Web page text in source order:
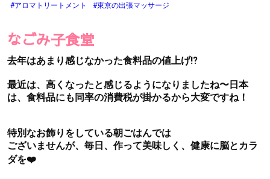
#アロマトリートメント
#東京の出張マッサージ
なごみ子食堂
去年はあまり感じなかった食料品の値上げ⁉️
最近は、高くなったと感じるようになりましたね〜日本
は、食料品にも同率の消費税が掛かるから大変ですね！
特別なお飾りをしている朝ごはんでは
ございませんが、毎日、作って美味しく、健康に脳とカラ
ダを❤️